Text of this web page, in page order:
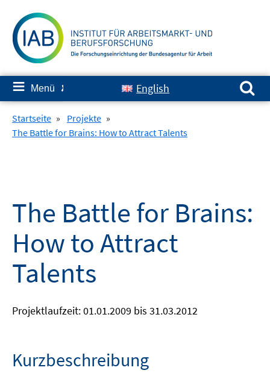
zum
Inhalt
≡ Menü ✘ English
Suchen nach:
Startseite » Projekte »
The Battle for Brains: How to Attract Talents
The Battle for Brains:
How to Attract
Talents
Projektlaufzeit: 01.01.2009 bis 31.03.2012
Kurzbeschreibung